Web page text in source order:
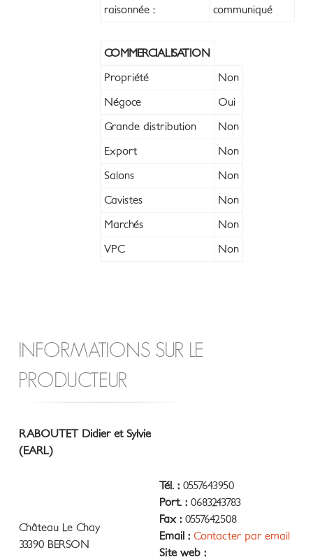
raisonnée :
communiqué
COMMERCIALISATION
Propriété Non
Négoce Oui
Grande distribution Non
Export Non
Salons Non
Cavistes Non
Marchés Non
VPC Non
INFORMATIONS SUR LE
PRODUCTEUR
RABOUTET Didier et Sylvie
(EARL)
Château Le Chay
33390 BERSON
Tél. : 0557643950
Port. : 0683243783
Fax : 0557642508
Email : Contacter par email
Site web :